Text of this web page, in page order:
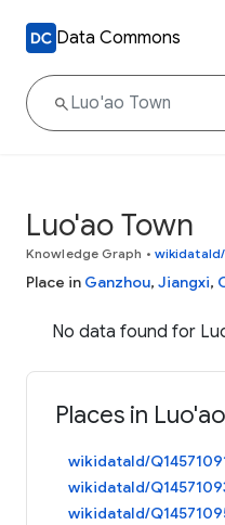
Data Commons
Luo'ao Town
Knowledge Graph •
Place in Ganzhou, Jiangxi,
No data found for
Places in
wikidataId/
wikidataId/
wikidataId/